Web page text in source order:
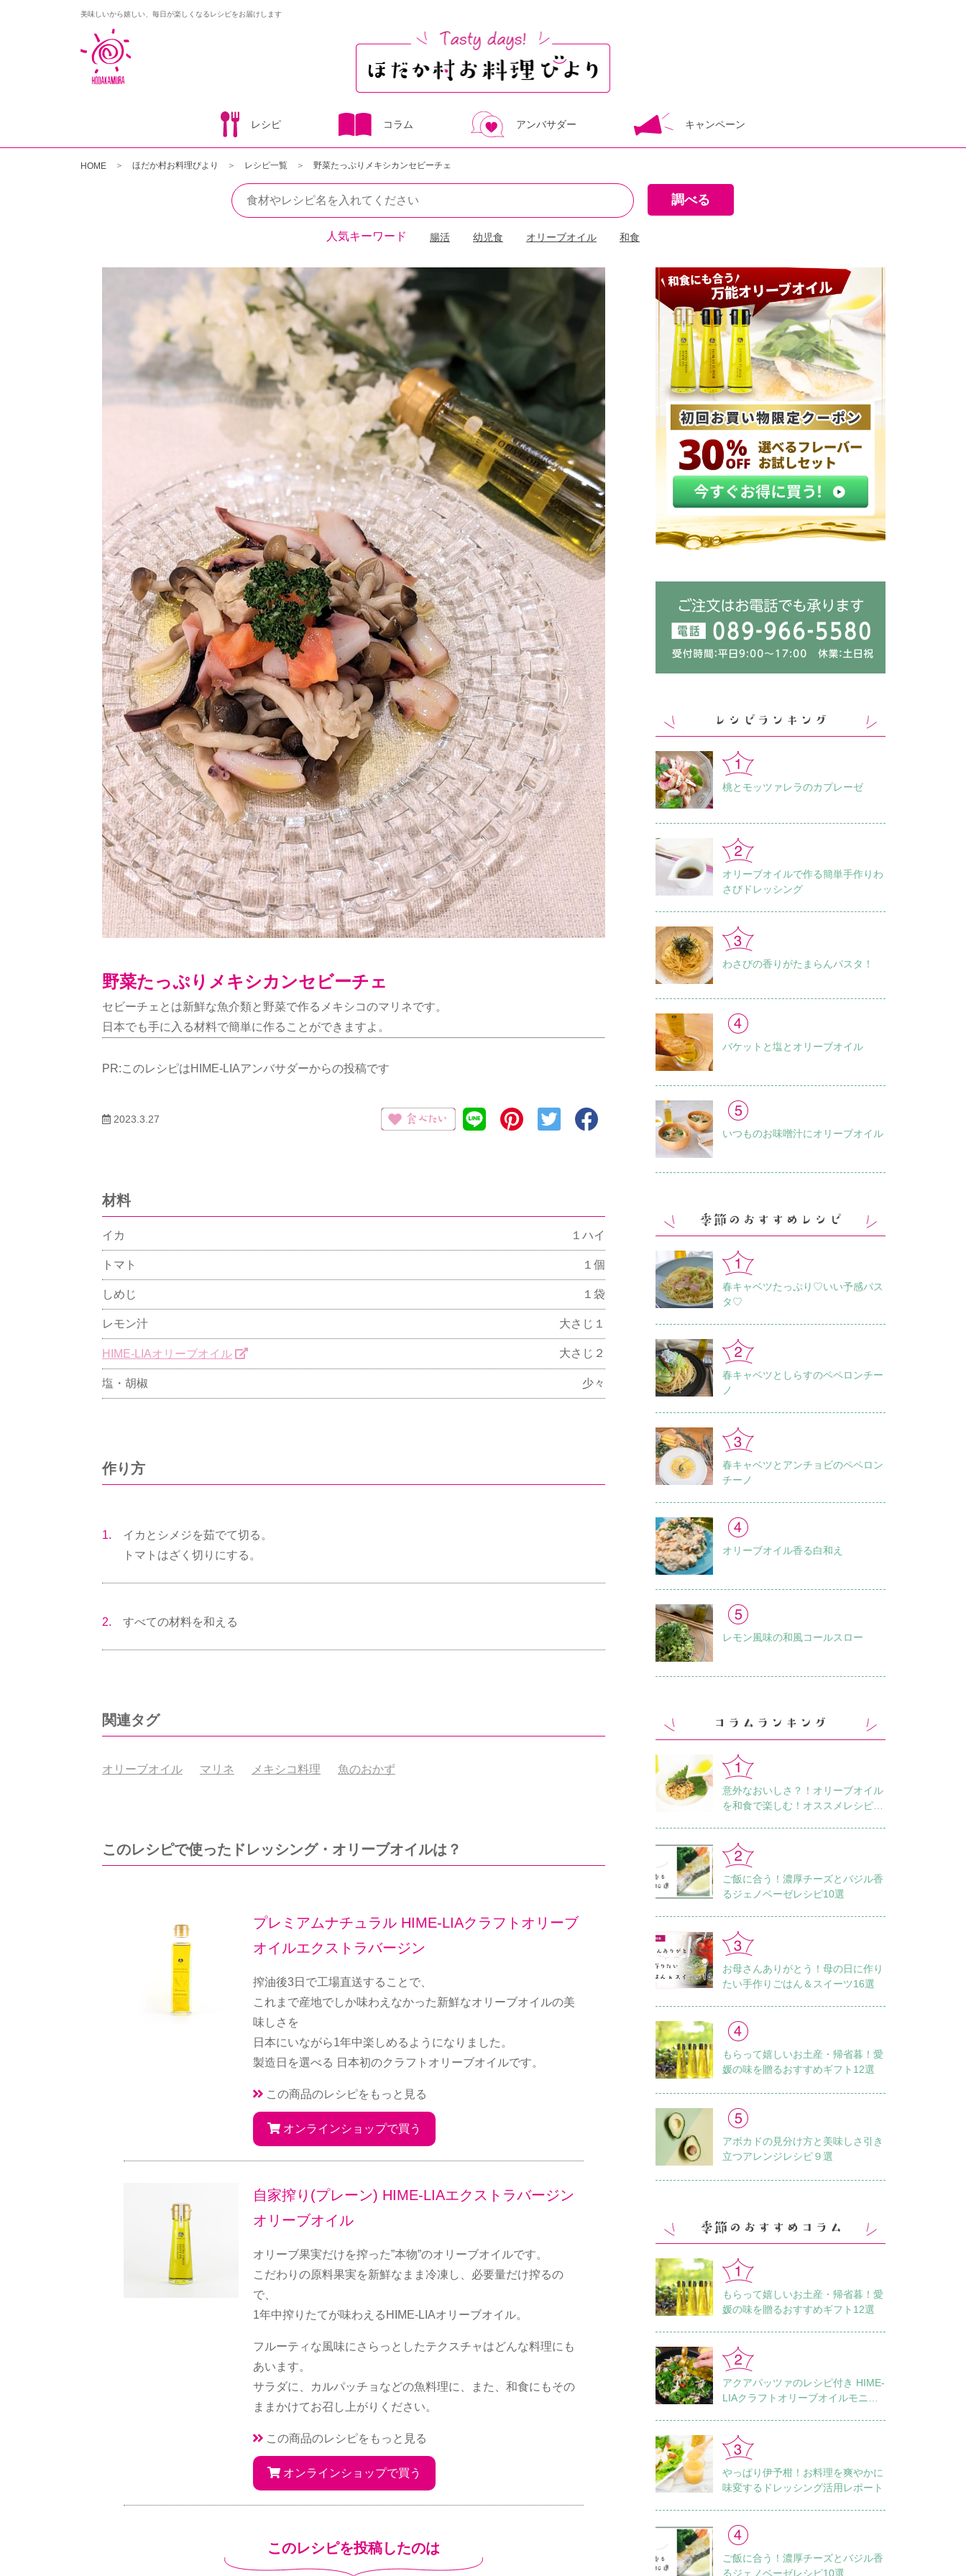
美味しいから嬉しい、毎日が楽しくなるレシピをお届けします
レシピ コラム アンバサダー キャンペーン
HOME ほだか村お料理びより レシピ一覧 野菜たっぷりメキシカンセビーチェ
人気キーワード 腸活 幼児食 オリーブオイル 和食
野菜たっぷりメキシカンセビーチェ
セビーチェとは新鮮な魚介類と野菜で作るメキシコのマリネです。
日本でも手に入る材料で簡単に作ることができますよ。
PR:このレシピはHIME-LIAアンバサダーからの投稿です
2023.3.27
材料
イカ １ハイ
トマト １個
しめじ １袋
レモン汁 大さじ１
HIME-LIAオリーブオイル 大さじ２
塩・胡椒 少々
作り方
1.
イカとシメジを茹でて切る。
トマトはざく切りにする。
2. すべての材料を和える
関連タグ
オリーブオイル マリネ メキシコ料理 魚のおかず
このレシピで使ったドレッシング・オリーブオイルは？
プレミアムナチュラル HIME-LIAクラフトオリーブ
オイルエクストラバージン
搾油後3日で工場直送することで、
これまで産地でしか味わえなかった新鮮なオリーブオイルの美
味しさを
日本にいながら1年中楽しめるようになりました。
製造日を選べる 日本初のクラフトオリーブオイルです。
この商品のレシピをもっと見る
オンラインショップで買う
自家搾り(プレーン) HIME-LIAエクストラバージン
オリーブオイル
オリーブ果実だけを搾った”本物”のオリーブオイルです。
こだわりの原料果実を新鮮なまま冷凍し、必要量だけ搾るの
で、
1年中搾りたてが味わえるHIME-LIAオリーブオイル。
フルーティな風味にさらっとしたテクスチャはどんな料理にも
あいます。
サラダに、カルパッチョなどの魚料理に、また、和食にもその
ままかけてお召し上がりください。
この商品のレシピをもっと見る
オンラインショップで買う
このレシピを投稿したのは
桃とモッツァレラのカプレーゼ
オリーブオイルで作る簡単手作りわ
さびドレッシング
わさびの香りがたまらんパスタ！
バケットと塩とオリーブオイル
いつものお味噌汁に オリーブオイル
春キャベツたっぷり♡いい予感パス
タ♡
春キャベツとしらすのペペロンチー
ノ
春キャベツとアンチョビのペペロン
チーノ
オリーブオイル香る白和え
レモン風味の和風コールスロー
意外なおいしさ？！オリーブオイル
を和食で楽しむ！オススメレシピ18
ご飯に合う！濃厚チーズとバジル香
るジェノベーゼレシピ10選
お母さんありがとう！母の日に作り
たい手作りごはん＆スイーツ16選
もらって嬉しいお土産・帰省暮！愛
媛の味を贈るおすすめギフト12選
アボカドの見分け方と美味しさ引き
立つアレンジレシピ９選
もらって嬉しいお土産・帰省暮！愛
媛の味を贈るおすすめギフト12選
アクアパッツァのレシピ付き HIME-
LIAクラフトオリーブオイルモニタ
やっぱり伊予柑！お料理を爽やかに
味変するドレッシング活用レポート
ご飯に合う！濃厚チーズとバジル香
るジェノベーゼレシピ10選